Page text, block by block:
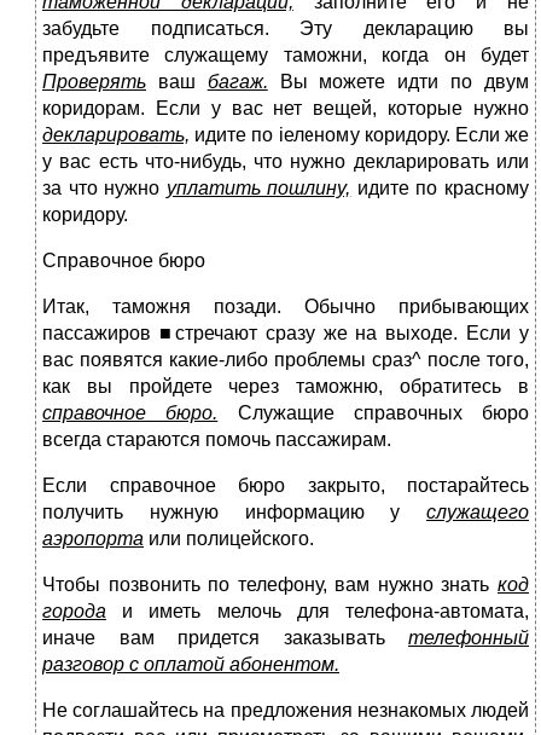
забудьте подписаться. Эту дек­ларацию вы
предъявите служащему таможни, когда он будет
Проверять ваш багаж. Вы можете идти по двум
коридорам. Если у вас нет вещей, которые нужно
декларировать, идите по іеленому коридору. Если же
у вас есть что-нибудь, что нужно декларировать или
за что нужно уплатить пошлину, идите по красному
коридору.
Справочное бюро
Итак, таможня позади. Обычно прибывающих
пассажиров ■стречают сразу же на выходе. Если у
вас появятся какие-либо проблемы сраз^ после того,
как вы пройдете через таможню, обратитесь в
справочное бюро. Служащие справочных бюро
всегда стараются помочь пассажирам.
Если справочное бюро закрыто, постарайтесь
получить нужную информацию у служащего
аэропорта или полицей­ского.
Чтобы позвонить по телефону, вам нужно знать код
го­рода и иметь мелочь для телефона-автомата,
иначе вам при­дется заказывать телефонный
разговор с оплатой абонен­том.
Не соглашайтесь на предложения незнакомых людей